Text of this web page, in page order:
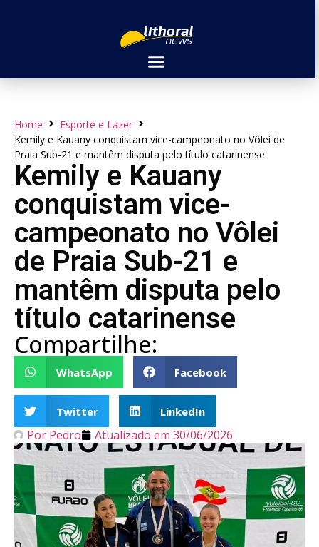
Home
Esporte e Lazer
Kemily e Kauany conquistam vice-campeonato no Vôlei de
Praia Sub-21 e mantêm disputa pelo título catarinense
Kemily e Kauany
conquistam vice-
campeonato no Vôlei
de Praia Sub-21 e
mantêm disputa pelo
título catarinense
Compartilhe:
WhatsApp Facebook
Twitter LinkedIn
Por Pedro Atualizado em 30/06/2026